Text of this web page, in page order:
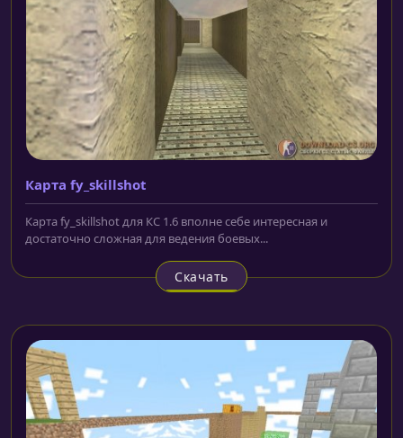
Карта fy_skillshot
Карта fy_skillshot для КС 1.6 вполне себе интересная и
достаточно сложная для ведения боевых...
Скачать